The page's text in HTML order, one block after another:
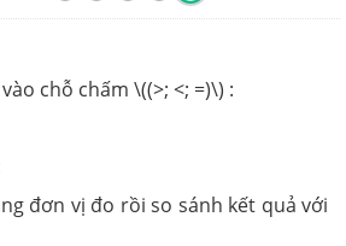
chỗ chấm \((>; <; =)\) :
đơn vị đo rồi so sánh kết quả với